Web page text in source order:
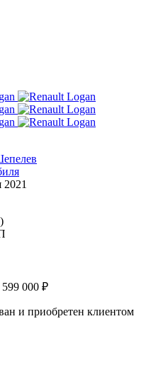
2021
000 ₽
и приобретен клиентом